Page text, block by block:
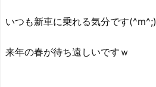
いつも新車に乗れる気分です(^m^;)
来年の春が待ち遠しいですｗ